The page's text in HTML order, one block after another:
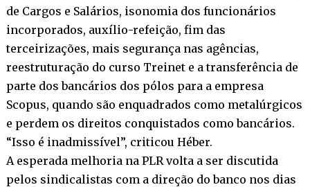
de Cargos e Salários, isonomia dos funcionários
incorporados, auxílio-refeição, fim das
terceirizações, mais segurança nas agências,
reestruturação do curso Treinet e a transferência de
parte dos bancários dos pólos para a empresa
Scopus, quando são enquadrados como metalúrgicos
e perdem os direitos conquistados como bancários.
“Isso é inadmissível”, criticou Héber.
A esperada melhoria na PLR volta a ser discutida
pelos sindicalistas com a direção do banco nos dias